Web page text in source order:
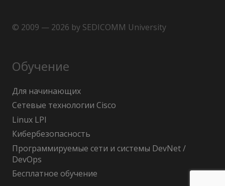
© 2009 — 2026 by SEDICOMM University
Обучение
Для начинающих
Сетевые технологии Cisco
Linux LPI
Кибербезопасность
Программируемые сети и системы DevNet /
DevOps
Бесплатное обучение